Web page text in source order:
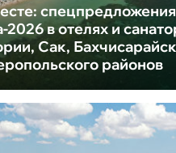
спецпредложения
2026 в отелях и
Сак,
районов